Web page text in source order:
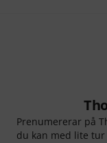
Prenumererar på
du kan med lite tur